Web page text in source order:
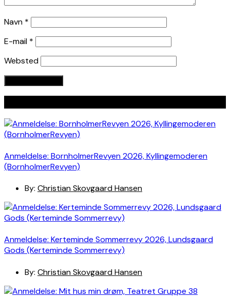
Navn *
E-mail *
Websted
Anmeldelse: BornholmerRevyen 2026, Kyllingemoderen
(BornholmerRevyen)
By: Christian Skovgaard Hansen
Anmeldelse: Kerteminde Sommerrevy 2026, Lundsgaard
Gods (Kerteminde Sommerrevy)
By: Christian Skovgaard Hansen